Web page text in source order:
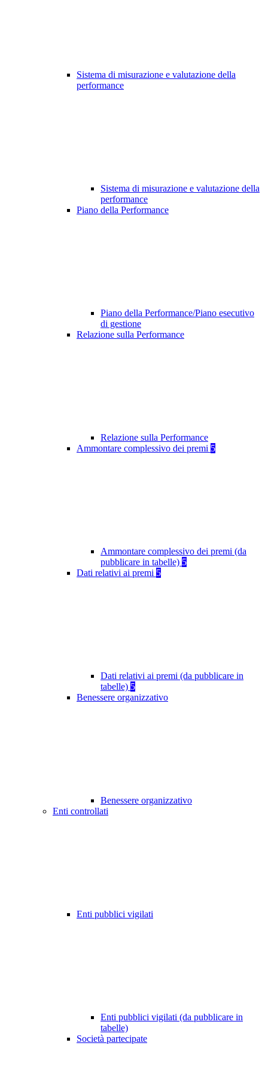
Sistema di misurazione e valutazione della
performance
Sistema di misurazione e valutazione della
performance
Piano della Performance
Piano della Performance/Piano esecutivo
di gestione
Relazione sulla Performance
Relazione sulla Performance
Ammontare complessivo dei premi 5
Ammontare complessivo dei premi (da
pubblicare in tabelle) 5
Dati relativi ai premi 5
Dati relativi ai premi (da pubblicare in
tabelle) 5
Benessere organizzativo
Benessere organizzativo
Enti controllati
Enti pubblici vigilati
Enti pubblici vigilati (da pubblicare in
tabelle)
Società partecipate